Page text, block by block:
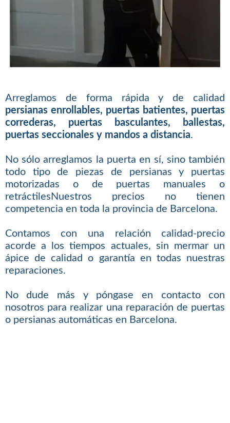
Arreglamos de forma rápida y de calidad
persianas enrollables, puertas batientes, puertas
correderas, puertas basculantes, ballestas,
puertas seccionales y mandos a distancia.
No sólo arreglamos la puerta en sí, sino también
todo tipo de piezas de persianas y puertas
motorizadas o de puertas manuales o
retráctilesNuestros precios no tienen
competencia en toda la provincia de Barcelona.
Contamos con una relación calidad-precio
acorde a los tiempos actuales, sin mermar un
ápice de calidad o garantía en todas nuestras
reparaciones.
No dude más y póngase en contacto con
nosotros para realizar una reparación de puertas
o persianas automáticas en Barcelona.